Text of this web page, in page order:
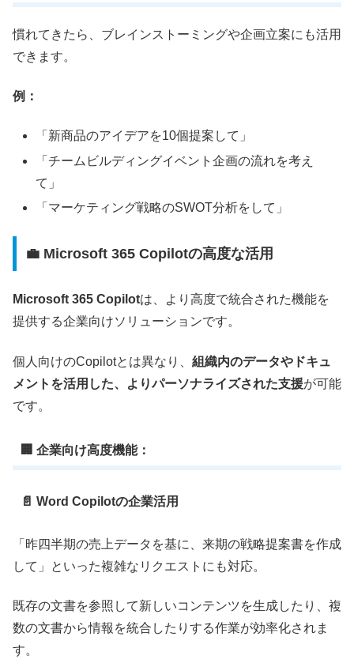
慣れてきたら、ブレインストーミングや企画立案にも活用
できます。
例：
「新商品のアイデアを10個提案して」
「チームビルディングイベント企画の流れを考え
て」
「マーケティング戦略のSWOT分析をして」
💼 Microsoft 365 Copilotの高度な活用
Microsoft 365 Copilotは、より高度で統合された機能を
提供する企業向けソリューションです。
個人向けのCopilotとは異なり、 組織内のデータやドキュ
メントを活用した、よりパーソナライズされた支援が可能
です。
🏢 企業向け高度機能：
📄 Word Copilotの企業活用
「昨四半期の売上データを基に、来期の戦略提案書を作成
して」といった複雑なリクエストにも対応。
既存の文書を参照して新しいコンテンツを生成したり、複
数の文書から情報を統合したりする作業が効率化されま
す。